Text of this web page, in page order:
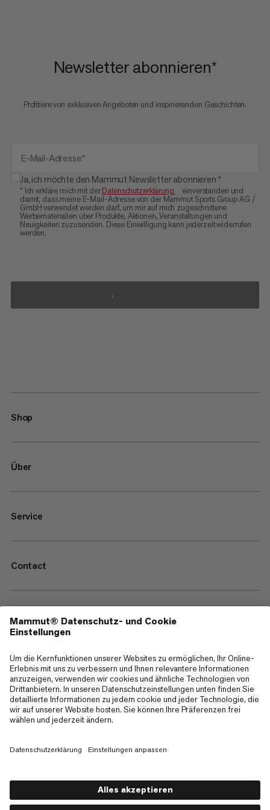
Newsletter abonnieren*
Profitiere von exklusiven Angeboten und inspirierenden Geschichten.
E-Mail-Adresse*
Ja, ich möchte den Mammut Newsletter abonnieren *
* Ich erkläre mich mit derDatenschutzerklärung
einverstanden ️und
damit, dass meine E-Mail-Adresse von der Mammut Sports Group AG /
GmbH verwendet werden darf, um mir auf mich zugeschnittene
Werbematerialien über Produkte, Aktionen, Veranstaltungen und
Neuigkeiten zuzusenden. Diese Einwilligung kann jederzeit widerrufen
werden.
ANMELDEN
Shop
Über
Service
Contact
—
Sitemap
Cookies
Impressum